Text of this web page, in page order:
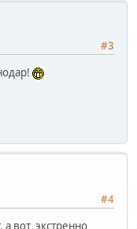
#3
#4
вот экстренно